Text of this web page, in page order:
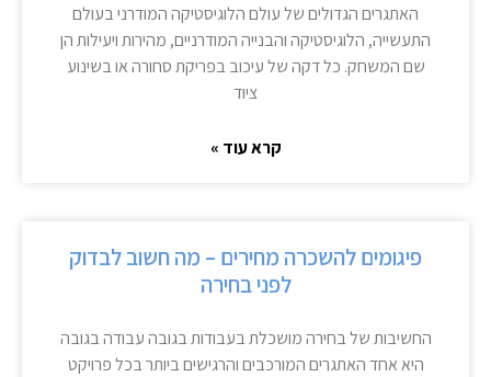
האתגרים הגדולים של עולם הלוגיסטיקה המודרני בעולם
התעשייה, הלוגיסטיקה והבנייה המודרניים, מהירות ויעילות הן
שם המשחק. כל דקה של עיכוב בפריקת סחורה או בשינוע
ציוד
קרא עוד »
פיגומים להשכרה מחירים – מה חשוב לבדוק
לפני בחירה
החשיבות של בחירה מושכלת בעבודות בגובה עבודה בגובה
היא אחד האתגרים המורכבים והרגישים ביותר בכל פרויקט